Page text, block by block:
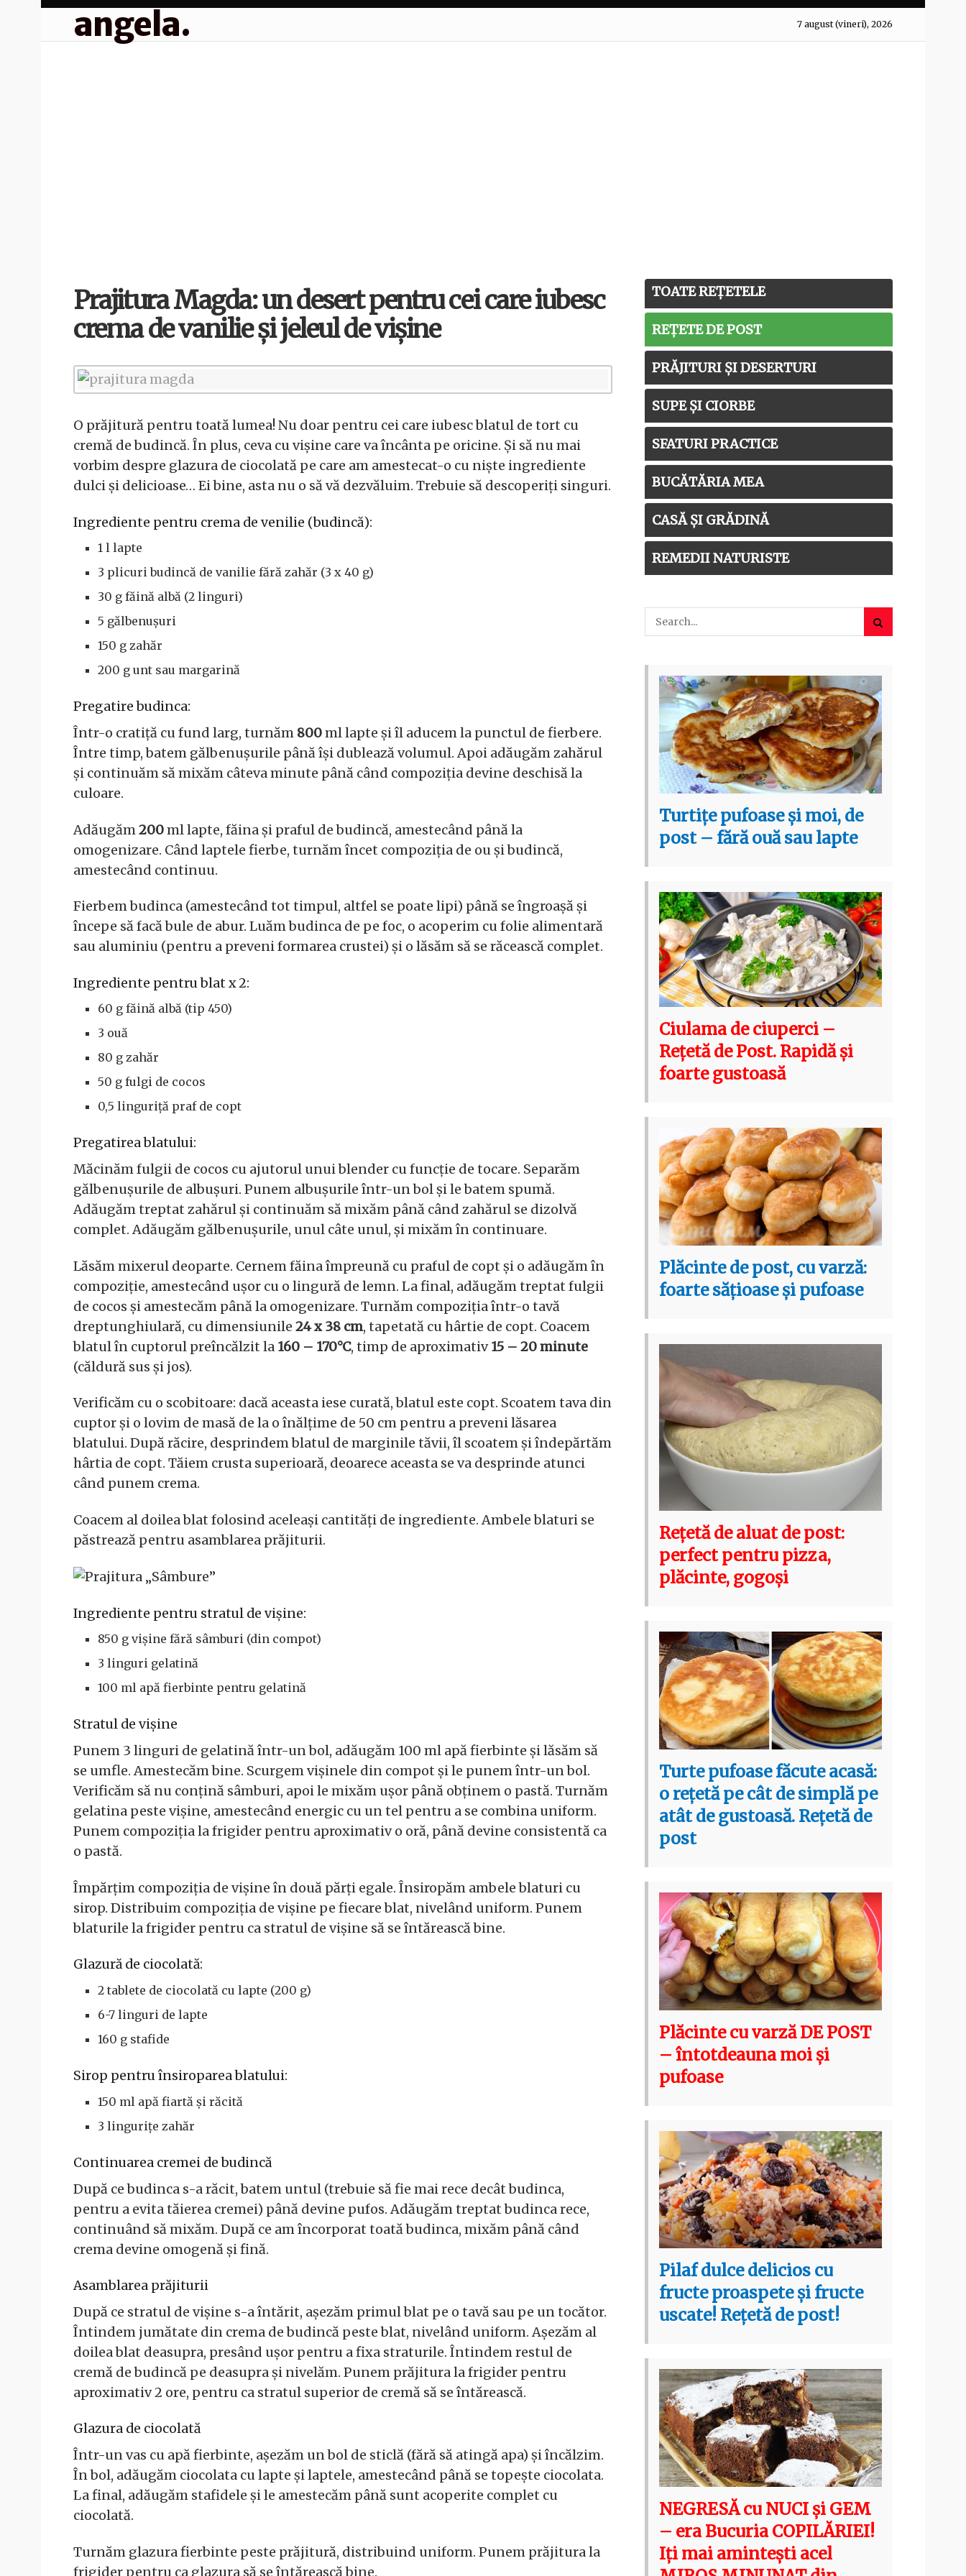
angela. 7 august (vineri), 2026
Prajitura Magda: un desert pentru cei care iubesc
crema de vanilie și jeleul de vișine
O prăjitură pentru toată lumea! Nu doar pentru cei care iubesc blatul de tort cu
cremă de budincă. În plus, ceva cu vișine care va încânta pe oricine. Și să nu mai
vorbim despre glazura de ciocolată pe care am amestecat-o cu niște ingrediente
dulci și delicioase… Ei bine, asta nu o să vă dezvăluim. Trebuie să descoperiți singuri.
Ingrediente pentru crema de venilie (budincă):
1 l lapte
3 plicuri budincă de vanilie fără zahăr (3 x 40 g)
30 g făină albă (2 linguri)
5 gălbenușuri
150 g zahăr
200 g unt sau margarină
Pregatire budinca:
Într-o cratiță cu fund larg, turnăm 800ml lapte și îl aducem la punctul de fierbere.
Între timp, batem gălbenușurile până își dublează volumul. Apoi adăugăm zahărul
și continuăm să mixăm câteva minute până când compoziția devine deschisă la
culoare.
Adăugăm 200ml lapte, făina și praful de budincă, amestecând până la
omogenizare. Când laptele fierbe, turnăm încet compoziția de ou și budincă,
amestecând continuu.
Fierbem budinca (amestecând tot timpul, altfel se poate lipi) până se îngroașă și
începe să facă bule de abur. Luăm budinca de pe foc, o acoperim cu folie alimentară
sau aluminiu (pentru a preveni formarea crustei) și o lăsăm să se răcească complet.
Ingrediente pentru blat x 2:
60 g făină albă (tip 450)
3 ouă
80 g zahăr
50 g fulgi de cocos
0,5 linguriță praf de copt
Pregatirea blatului:
Măcinăm fulgii de cocos cu ajutorul unui blender cu funcție de tocare. Separăm
gălbenușurile de albușuri. Punem albușurile într-un bol și le batem spumă.
Adăugăm treptat zahărul și continuăm să mixăm până când zahărul se dizolvă
complet. Adăugăm gălbenușurile, unul câte unul, și mixăm în continuare.
Lăsăm mixerul deoparte. Cernem făina împreună cu praful de copt și o adăugăm în
compoziție, amestecând ușor cu o lingură de lemn. La final, adăugăm treptat fulgii
de cocos și amestecăm până la omogenizare. Turnăm compoziția într-o tavă
dreptunghiulară, cu dimensiunile 24 x 38 cm, tapetată cu hârtie de copt. Coacem
blatul în cuptorul preîncălzit la 160 – 170°C, timp de aproximativ15 – 20 minute
(căldură sus și jos).
Verificăm cu o scobitoare: dacă aceasta iese curată, blatul este copt. Scoatem tava din
cuptor și o lovim de masă de la o înălțime de 50 cm pentru a preveni lăsarea
blatului. După răcire, desprindem blatul de marginile tăvii, îl scoatem și îndepărtăm
hârtia de copt. Tăiem crusta superioară, deoarece aceasta se va desprinde atunci
când punem crema.
Coacem al doilea blat folosind aceleași cantități de ingrediente. Ambele blaturi se
păstrează pentru asamblarea prăjiturii.
Ingrediente pentru stratul de vișine:
850 g vișine fără sâmburi (din compot)
3 linguri gelatină
100 ml apă fierbinte pentru gelatină
Stratul de vișine
Punem 3 linguri de gelatină într-un bol, adăugăm 100 ml apă fierbinte și lăsăm să
se umfle. Amestecăm bine. Scurgem vișinele din compot și le punem într-un bol.
Verificăm să nu conțină sâmburi, apoi le mixăm ușor până obținem o pastă. Turnăm
gelatina peste vișine, amestecând energic cu un tel pentru a se combina uniform.
Punem compoziția la frigider pentru aproximativ o oră, până devine consistentă ca
o pastă.
Împărțim compoziția de vișine în două părți egale. Însiropăm ambele blaturi cu
sirop. Distribuim compoziția de vișine pe fiecare blat, nivelând uniform. Punem
blaturile la frigider pentru ca stratul de vișine să se întărească bine.
Glazură de ciocolată:
2 tablete de ciocolată cu lapte (200 g)
6-7 linguri de lapte
160 g stafide
Sirop pentru însiroparea blatului:
150 ml apă fiartă și răcită
3 lingurițe zahăr
Continuarea cremei de budincă
După ce budinca s-a răcit, batem untul (trebuie să fie mai rece decât budinca,
pentru a evita tăierea cremei) până devine pufos. Adăugăm treptat budinca rece,
continuând să mixăm. După ce am încorporat toată budinca, mixăm până când
crema devine omogenă și fină.
Asamblarea prăjiturii
După ce stratul de vișine s-a întărit, așezăm primul blat pe o tavă sau pe un tocător.
Întindem jumătate din crema de budincă peste blat, nivelând uniform. Așezăm al
doilea blat deasupra, presând ușor pentru a fixa straturile. Întindem restul de
cremă de budincă pe deasupra și nivelăm. Punem prăjitura la frigider pentru
aproximativ 2 ore, pentru ca stratul superior de cremă să se întărească.
Glazura de ciocolată
Într-un vas cu apă fierbinte, așezăm un bol de sticlă (fără să atingă apa) și încălzim.
În bol, adăugăm ciocolata cu lapte și laptele, amestecând până se topește ciocolata.
La final, adăugăm stafidele și le amestecăm până sunt acoperite complet cu
ciocolată.
Turnăm glazura fierbinte peste prăjitură, distribuind uniform. Punem prăjitura la
frigider pentru ca glazura să se întărească bine.
TOATE REȚETELE
REȚETE DE POST
PRĂJITURI ȘI DESERTURI
SUPE ȘI CIORBE
SFATURI PRACTICE
BUCĂTĂRIA MEA
CASĂ ȘI GRĂDINĂ
REMEDII NATURISTE
Turtițe pufoase și moi, de
post – fără ouă sau lapte
Ciulama de ciuperci –
Rețetă de Post. Rapidă și
foarte gustoasă
Plăcinte de post, cu varză:
foarte sățioase și pufoase
Rețetă de aluat de post:
perfect pentru pizza,
plăcinte, gogoși
Turte pufoase făcute acasă:
o rețetă pe cât de simplă pe
atât de gustoasă. Rețetă de
post
Plăcinte cu varză DE POST
– întotdeauna moi și
pufoase
Pilaf dulce delicios cu
fructe proaspete și fructe
uscate! Rețetă de post!
NEGRESĂ cu NUCI și GEM
– era Bucuria COPILĂRIEI!
Iți mai amintești acel